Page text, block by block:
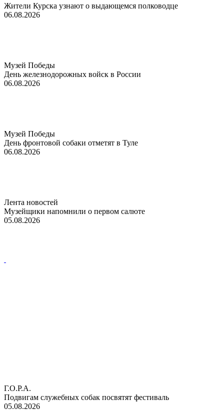
Жители Курска узнают о выдающемся полководце
06.08.2026
Музей Победы
День железнодорожных войск в России
06.08.2026
Музей Победы
День фронтовой собаки отметят в Туле
06.08.2026
Лента новостей
Музейщики напомнили о первом салюте
05.08.2026
Г.О.Р.А.
Подвигам служебных собак посвятят фестиваль
05.08.2026